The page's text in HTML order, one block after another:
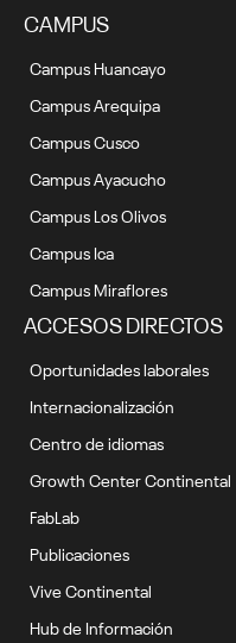
CAMPUS
Campus Huancayo
Campus Arequipa
Campus Cusco
Campus Ayacucho
Campus Los Olivos
Campus Ica
Campus Miraflores
ACCESOS DIRECTOS
Oportunidades laborales
Internacionalización
Centro de idiomas
Growth Center Continental
FabLab
Publicaciones
Vive Continental
Hub de Información